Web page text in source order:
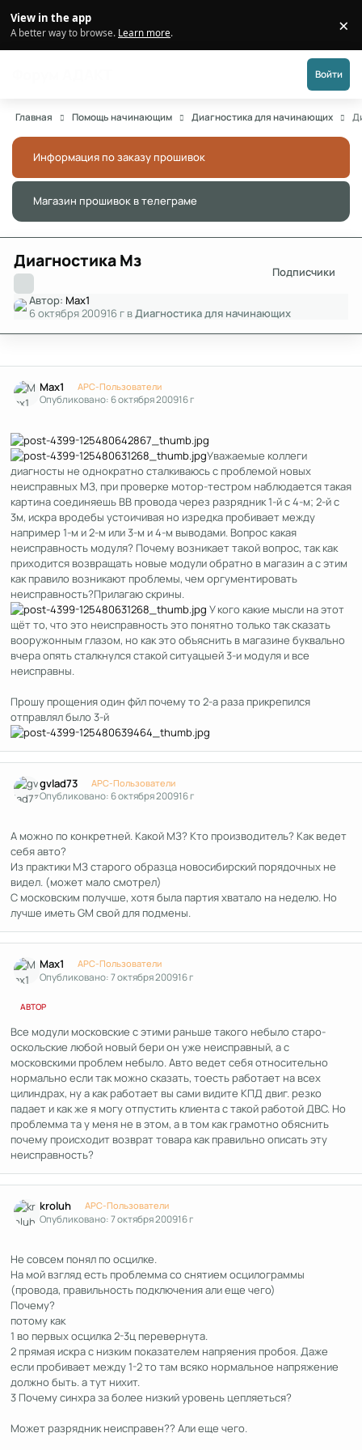
View in the app
A better way to browse. Learn more. ×
Войти
Главная Помощь начинающим Диагностика для начинающих
Информация по заказу прошивок
Магазин прошивок в телеграме
Диагностика Мз
Подписчики
Автор: Max1
6 октября 200916 г вДиагностика для начинающих
Max1 APC-Пользователи
Опубликовано:6 октября 200916 г
Уважаемые коллеги
диагносты не однократно сталкиваюсь с проблемой новых
неисправных МЗ, при проверке мотор-тестром наблюдается такая
картина соединяешь ВВ провода через разрядник 1-й с 4-м; 2-й с
3м, искра вродебы устоичивая но изредка пробивает между
например 1-м и 2-м или 3-м и 4-м выводами. Вопрос какая
неисправность модуля? Почему возникает такой вопрос, так как
приходится возвращать новые модули обратно в магазин а с этим
как правило возникают проблемы, чем оргументировать
неисправность?Прилагаю скрины.
У кого какие мысли на этот
щёт то, что это неисправность это понятно только так сказать
вооружонным глазом, но как это объяснить в магазине буквально
вчера опять сталкнулся стакой ситуацыей 3-и модуля и все
неисправны.
Прошу прощения один фйл почему то 2-а раза прикрепился
отправлял было 3-й
gvlad73 APC-Пользователи
Опубликовано:6 октября 200916 г
А можно по конкретней. Какой МЗ? Кто производитель? Как ведет
себя авто?
Из практики МЗ старого образца новосибирский порядочных не
видел. (может мало смотрел)
С московским получше, хотя была партия хватало на неделю. Но
лучше иметь GM свой для подмены.
Max1 APC-Пользователи
Опубликовано:7 октября 200916 г
АВТОР
Все модули московские с этими раньше такого небыло старо-
оскольские любой новый бери он уже неисправный, а с
московскими проблем небыло. Авто ведет себя относительно
нормально если так можно сказать, тоесть работает на всех
цилиндрах, ну а как работает вы сами видите КПД двиг. резко
падает и как же я могу отпустить клиента с такой работой ДВС. Но
проблемма та у меня не в этом, а в том как грамотно обяснить
почему происходит возврат товара как правильно описать эту
неисправность?
kroluh APC-Пользователи
Опубликовано:7 октября 200916 г
Не совсем понял по осцилке.
На мой взгляд есть проблемма со снятием осцилограммы
(провода, правильность подключения али еще чего)
Почему?
потому как
1 во первых осцилка 2-3ц перевернута.
2 прямая искра с низким показателем напряения пробоя. Даже
если пробивает между 1-2 то там всяко нормальное напряжение
должно быть. а тут нихит.
3 Почему синхра за более низкий уровень цепляеться?
Может разрядник неисправен?? Али еще чего.